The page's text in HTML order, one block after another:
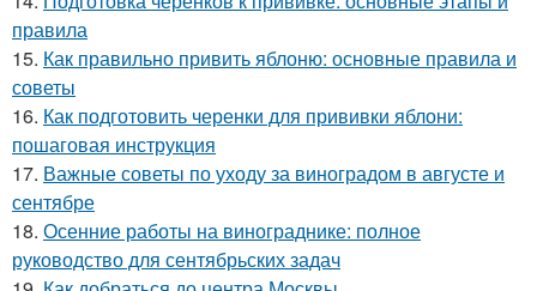
правила
15. Как правильно привить яблоню: основные правила и
советы
16. Как подготовить черенки для прививки яблони:
пошаговая инструкция
17. Важные советы по уходу за виноградом в августе и
сентябре
18. Осенние работы на винограднике: полное
руководство для сентябрьских задач